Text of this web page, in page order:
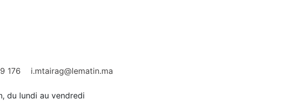
176 i.mtairag@lematin.ma
du lundi au vendredi